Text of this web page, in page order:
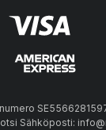
Sähköposti: